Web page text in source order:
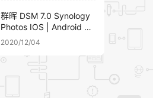
群晖 DSM 7.0 Synology
Photos IOS | Android 客
户端下载安装
2020/12/04